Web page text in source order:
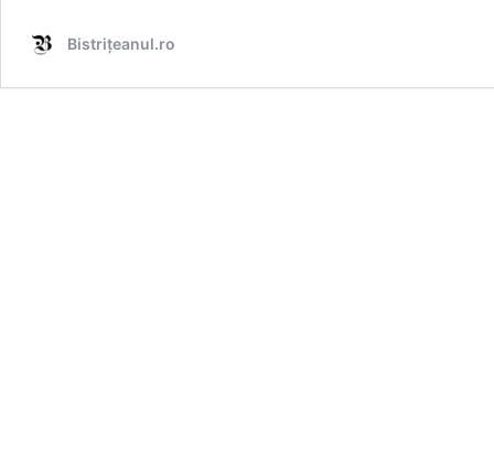
Bistrițeanul.ro